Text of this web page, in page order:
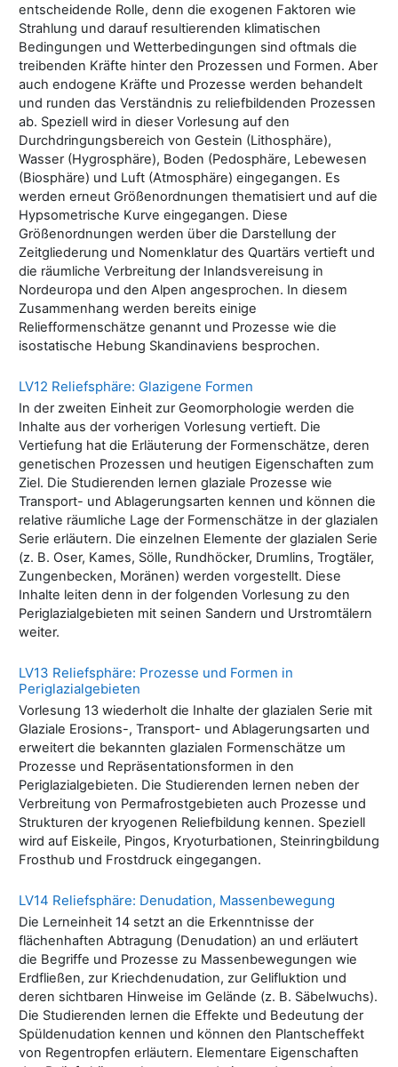
entscheidende Rolle, denn die exogenen Faktoren wie
Strahlung und darauf resultierenden klimatischen
Bedingungen und Wetterbedingungen sind oftmals die
treibenden Kräfte hinter den Prozessen und Formen. Aber
auch endogene Kräfte und Prozesse werden behandelt
und runden das Verständnis zu reliefbildenden Prozessen
ab. Speziell wird in dieser Vorlesung auf den
Durchdringungsbereich von Gestein (Lithosphäre),
Wasser (Hygrosphäre), Boden (Pedosphäre, Lebewesen
(Biosphäre) und Luft (Atmosphäre) eingegangen. Es
werden erneut Größenordnungen thematisiert und auf die
Hypsometrische Kurve eingegangen. Diese
Größenordnungen werden über die Darstellung der
Zeitgliederung und Nomenklatur des Quartärs vertieft und
die räumliche Verbreitung der Inlandsvereisung in
Nordeuropa und den Alpen angesprochen. In diesem
Zusammenhang werden bereits einige
Reliefformenschätze genannt und Prozesse wie die
isostatische Hebung Skandinaviens besprochen.
LV12 Reliefsphäre: Glazigene Formen
In der zweiten Einheit zur Geomorphologie werden die
Inhalte aus der vorherigen Vorlesung vertieft. Die
Vertiefung hat die Erläuterung der Formenschätze, deren
genetischen Prozessen und heutigen Eigenschaften zum
Ziel. Die Studierenden lernen glaziale Prozesse wie
Transport- und Ablagerungsarten kennen und können die
relative räumliche Lage der Formenschätze in der glazialen
Serie erläutern. Die einzelnen Elemente der glazialen Serie
(z. B. Oser, Kames, Sölle, Rundhöcker, Drumlins, Trogtäler,
Zungenbecken, Moränen) werden vorgestellt. Diese
Inhalte leiten denn in der folgenden Vorlesung zu den
Periglazialgebieten mit seinen Sandern und Urstromtälern
weiter.
LV13 Reliefsphäre: Prozesse und Formen in
Periglazialgebieten
Vorlesung 13 wiederholt die Inhalte der glazialen Serie mit
Glaziale Erosions-, Transport- und Ablagerungsarten und
erweitert die bekannten glazialen Formenschätze um
Prozesse und Repräsentationsformen in den
Periglazialgebieten. Die Studierenden lernen neben der
Verbreitung von Permafrostgebieten auch Prozesse und
Strukturen der kryogenen Reliefbildung kennen. Speziell
wird auf Eiskeile, Pingos, Kryoturbationen, Steinringbildung
Frosthub und Frostdruck eingegangen.
LV14 Reliefsphäre: Denudation, Massenbewegung
Die Lerneinheit 14 setzt an die Erkenntnisse der
flächenhaften Abtragung (Denudation) an und erläutert
die Begriffe und Prozesse zu Massenbewegungen wie
Erdfließen, zur Kriechdenudation, zur Gelifluktion und
deren sichtbaren Hinweise im Gelände (z. B. Säbelwuchs).
Die Studierenden lernen die Effekte und Bedeutung der
Spüldenudation kennen und können den Plantscheffekt
von Regentropfen erläutern. Elementare Eigenschaften